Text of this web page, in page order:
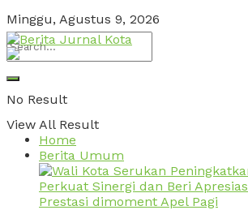
Minggu, Agustus 9, 2026
No Result
View All Result
Home
Berita Umum